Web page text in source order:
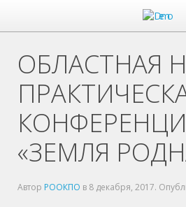
ОБЛАСТНАЯ
«ЗЕМЛЯ
Автор РООКПО в 8 декабря, 2017.